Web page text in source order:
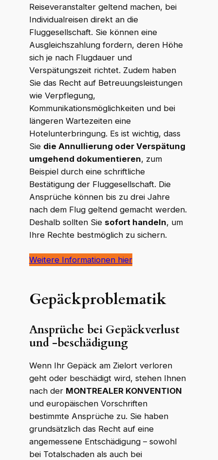
Reiseveranstalter geltend machen, bei
Individualreisen direkt an die
Fluggesellschaft. Sie können eine
Ausgleichszahlung fordern, deren Höhe
sich je nach Flugdauer und
Verspätungszeit richtet. Zudem haben
Sie das Recht auf Betreuungsleistungen
wie Verpflegung,
Kommunikationsmöglichkeiten und bei
längeren Wartezeiten eine
Hotelunterbringung. Es ist wichtig, dass
Sie die Annullierung oder Verspätung
umgehend dokumentieren, zum
Beispiel durch eine schriftliche
Bestätigung der Fluggesellschaft. Die
Ansprüche können bis zu drei Jahre
nach dem Flug geltend gemacht werden.
Deshalb sollten Sie sofort handeln, um
Ihre Rechte bestmöglich zu sichern.
Weitere Informationen hier
Gepäckproblematik
Ansprüche bei Gepäckverlust
und -beschädigung
Wenn Ihr Gepäck am Zielort verloren
geht oder beschädigt wird, stehen Ihnen
nach der MONTREALER KONVENTION
und europäischen Vorschriften
bestimmte Ansprüche zu. Sie haben
grundsätzlich das Recht auf eine
angemessene Entschädigung – sowohl
bei Totalschaden als auch bei